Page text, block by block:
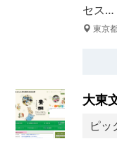
セス…
東京
大東
ピッ